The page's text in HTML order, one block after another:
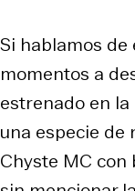
Si hablamos
momentos a
estrenado en
una especie de
Chyste MC con